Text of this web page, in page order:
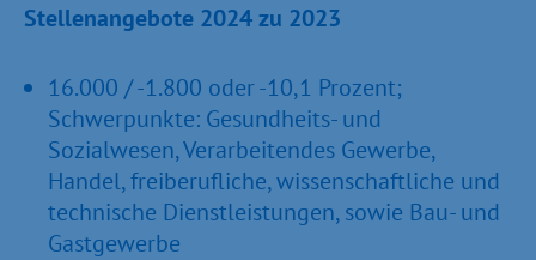
Stellenangebote 2024 zu 2023
16.000 / -1.800 oder -10,1 Prozent;
Schwerpunkte: Gesundheits- und
Sozialwesen, Verarbeitendes Gewerbe,
Handel, freiberufliche, wissenschaftliche und
technische Dienstleistungen, sowie Bau- und
Gastgewerbe